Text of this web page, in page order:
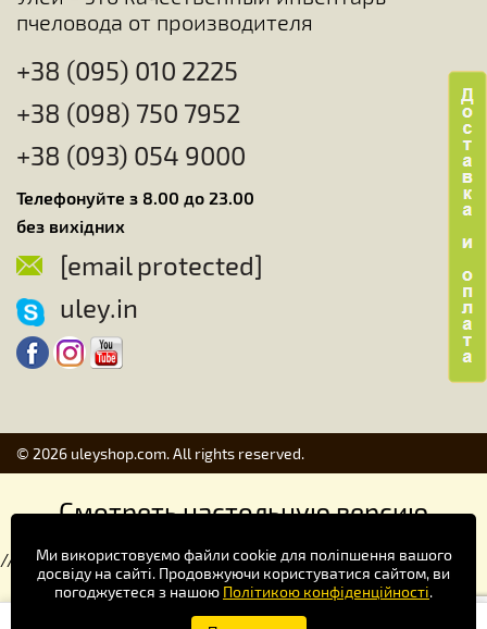
пчеловода от производителя
+38 (095) 010 2225
+38 (098) 750 7952
+38 (093) 054 9000
Телефонуйте з 8.00 до 23.00
без вихідних
[email protected]
uley.in
© 2026 uleyshop.com. All rights reserved.
Ми використовуємо файли cookie для поліпшення вашого
досвіду на сайті. Продовжуючи користуватися сайтом, ви
погоджуєтеся з нашою Політикою конфіденційності.
Смотреть настольную версию
//